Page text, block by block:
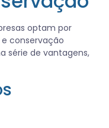
optam por
conservação
série de vantagens,